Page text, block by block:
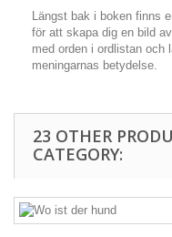
Längst bak i boken finns
för att skapa dig en bild
med orden i ordlistan och
meningarnas betydelse.
23 OTHER
CATEGORY: